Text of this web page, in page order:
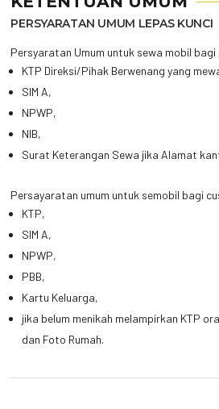
PERSYARATAN UMUM LEPAS KUNCI
Persyaratan Umum untuk sewa mobil bagi
KTP Direksi/Pihak Berwenang yang
SIM A,
NPWP,
NIB,
Surat Keterangan Sewa jika Alamat
Persayaratan umum untuk semobil bagi
KTP,
SIM A,
NPWP,
PBB,
Kartu Keluarga,
jika belum menikah melampirkan KTP
dan Foto Rumah.